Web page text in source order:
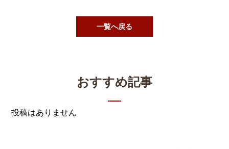
一覧へ戻る
おすすめ記事
投稿はありません